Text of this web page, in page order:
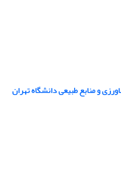
و منابع طبیعی دانشگاه تهران